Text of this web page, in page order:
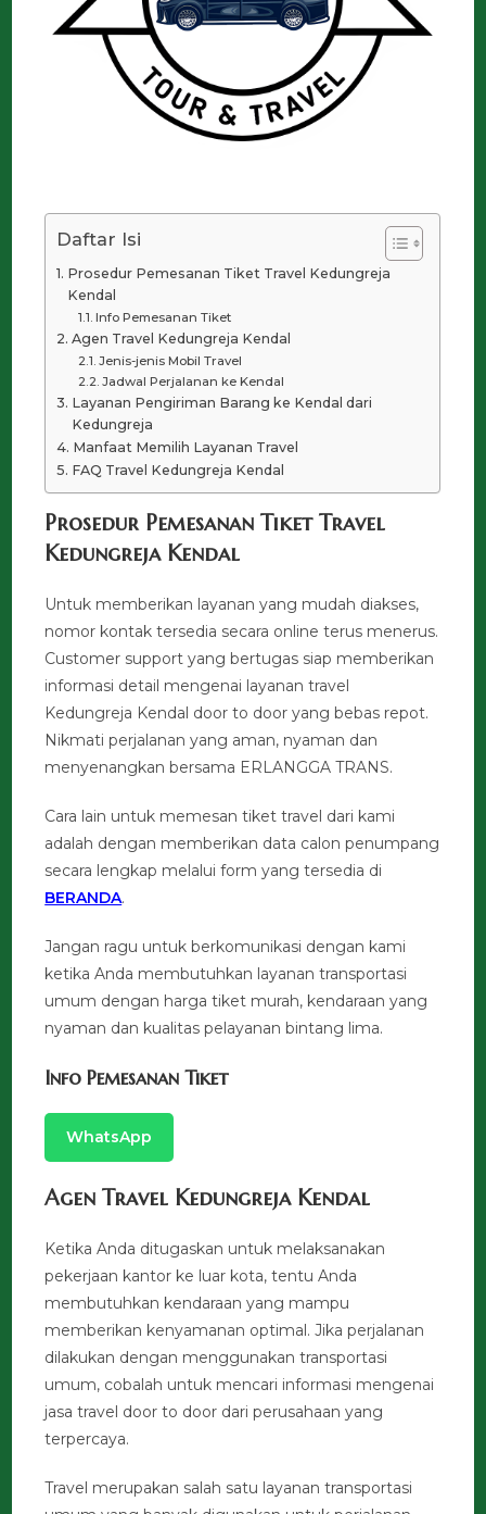
Daftar Isi
Prosedur Pemesanan Tiket Travel Kedungreja
Kendal
Info Pemesanan Tiket
Agen Travel Kedungreja Kendal
Jenis-jenis Mobil Travel
Jadwal Perjalanan ke Kendal
Layanan Pengiriman Barang ke Kendal dari
Kedungreja
Manfaat Memilih Layanan Travel
FAQ Travel Kedungreja Kendal
Prosedur Pemesanan Tiket Travel
Kedungreja Kendal
Untuk memberikan layanan yang mudah diakses,
nomor kontak tersedia secara online terus menerus.
Customer support yang bertugas siap memberikan
informasi detail mengenai layanan travel
Kedungreja Kendal door to door yang bebas repot.
Nikmati perjalanan yang aman, nyaman dan
menyenangkan bersama ERLANGGA TRANS.
Cara lain untuk memesan tiket travel dari kami
adalah dengan memberikan data calon penumpang
secara lengkap melalui form yang tersedia di
BERANDA.
Jangan ragu untuk berkomunikasi dengan kami
ketika Anda membutuhkan layanan transportasi
umum dengan harga tiket murah, kendaraan yang
nyaman dan kualitas pelayanan bintang lima.
Info Pemesanan Tiket
WhatsApp
Agen Travel Kedungreja Kendal
Ketika Anda ditugaskan untuk melaksanakan
pekerjaan kantor ke luar kota, tentu Anda
membutuhkan kendaraan yang mampu
memberikan kenyamanan optimal. Jika perjalanan
dilakukan dengan menggunakan transportasi
umum, cobalah untuk mencari informasi mengenai
jasa travel door to door dari perusahaan yang
terpercaya.
Travel merupakan salah satu layanan transportasi